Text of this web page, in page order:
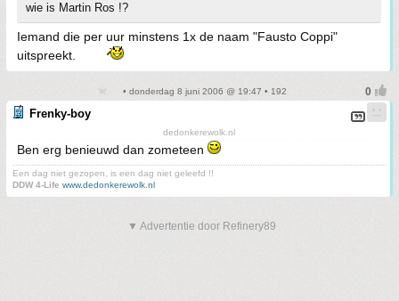
wie is Martin Ros !?
Iemand die per uur minstens 1x de naam "Fausto Coppi"
uitspreekt.
• donderdag 8 juni 2006 @ 19:47 • 192
Frenky-boy
dedonkerewolk.nl
Ben erg benieuwd dan zometeen
Een dag niet gezopen, is een dag niet geleefd !!
DDW 4-Life www.dedonkerewolk.nl
▼ Advertentie door Refinery89